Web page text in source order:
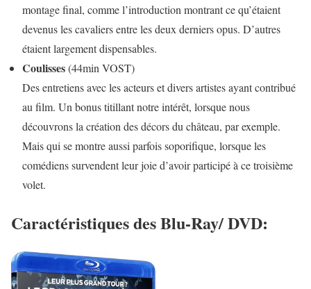
montage final, comme l’introduction montrant ce qu’étaient
devenus les cavaliers entre les deux derniers opus. D’autres
étaient largement dispensables.
Coulisses(44min VOST)
Des entretiens avec les acteurs et divers artistes ayant contribué
au film. Un bonus titillant notre intérêt, lorsque nous
découvrons la création des décors du château, par exemple.
Mais qui se montre aussi parfois soporifique, lorsque les
comédiens survendent leur joie d’avoir participé à ce troisième
volet.
Caractéristiques des Blu-Ray/ DVD: